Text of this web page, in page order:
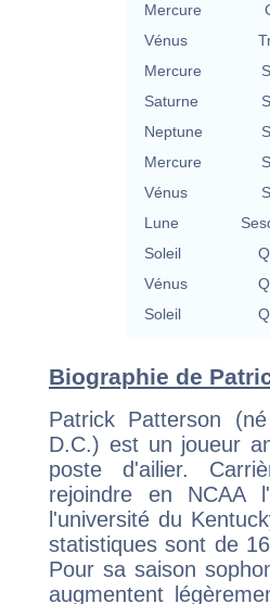
Mercure
Vénus
Mercure
Saturne
Neptune
Mercure
Vénus
Lune
Soleil
Vénus
Soleil
Biographie de
Patrick Patterson
D.C.) est un joueur
poste d'ailier.
rejoindre en NCAA
l'université du
statistiques sont de
Pour sa saison
augmentent